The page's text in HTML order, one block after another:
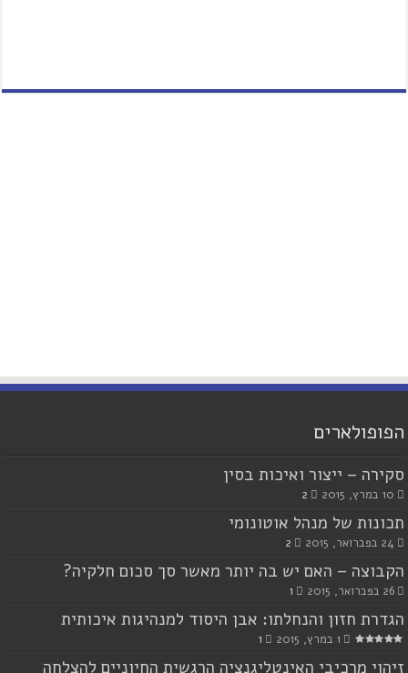
הפופולארים
סקירה – ייצור ואיכות בסין
10 במרץ, 2015 2
תכונות של מנהל אוטונומי
24 בפברואר, 2015 2
הקבוצה – האם יש בה יותר מאשר סך סכום חלקיה?
26 בפברואר, 2015 1
הגדרת חזון והנחלתו: אבן היסוד למנהיגות איכותית
1 במרץ, 2015 1
זיהוי מרכיבי האינטליגנציה הרגשית החיוניים להצלחה